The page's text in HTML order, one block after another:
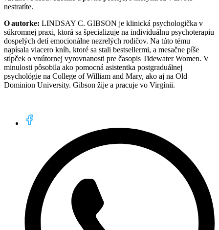
nestratíte.
O autorke: LINDSAY C. GIBSON je klinická psychologička v
súkromnej praxi, ktorá sa špecializuje na individuálnu psychoterapiu
dospelých detí emocionálne nezrelých rodičov. Na túto tému
napísala viacero kníh, ktoré sa stali bestsellermi, a mesačne píše
stĺpček o vnútornej vyrovnanosti pre časopis Tidewater Women. V
minulosti pôsobila ako pomocná asistentka postgraduálnej
psychológie na College of William and Mary, ako aj na Old
Dominion University. Gibson žije a pracuje vo Virgínii.